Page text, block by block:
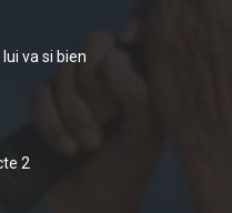
va si bien
2